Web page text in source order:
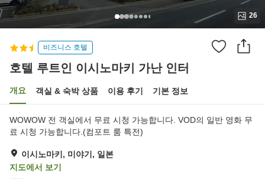
26
비즈니스 호텔
호텔 루트인 이시노마키 가난 인터
개요 객실 & 숙박 상품 이용 후기 기본 정보
WOWOW 전 객실에서 무료 시청 가능합니다. VOD의 일반 영화 무
료 시청 가능합니다.(컴포트 룸 특전)
이시노마키, 미야기, 일본
지도에서 보기